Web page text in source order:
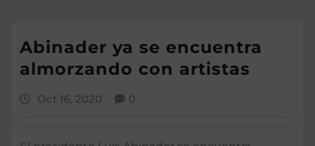
Abinader ya se encuentra
almorzando con artistas
Oct 16, 2020 0